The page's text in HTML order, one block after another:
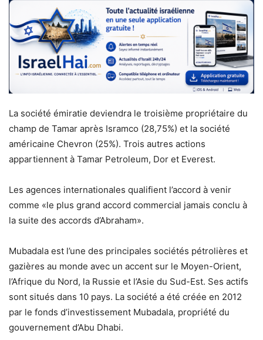
La société émiratie deviendra le troisième propriétaire du
champ de Tamar après Isramco (28,75%) et la société
américaine Chevron (25%). Trois autres actions
appartiennent à Tamar Petroleum, Dor et Everest.
Les agences internationales qualifient l’accord à venir
comme «le plus grand accord commercial jamais conclu à
la suite des accords d’Abraham».
Mubadala est l’une des principales sociétés pétrolières et
gazières au monde avec un accent sur le Moyen-Orient,
l’Afrique du Nord, la Russie et l’Asie du Sud-Est. Ses actifs
sont situés dans 10 pays. La société a été créée en 2012
par le fonds d’investissement Mubadala, propriété du
gouvernement d’Abu Dhabi.